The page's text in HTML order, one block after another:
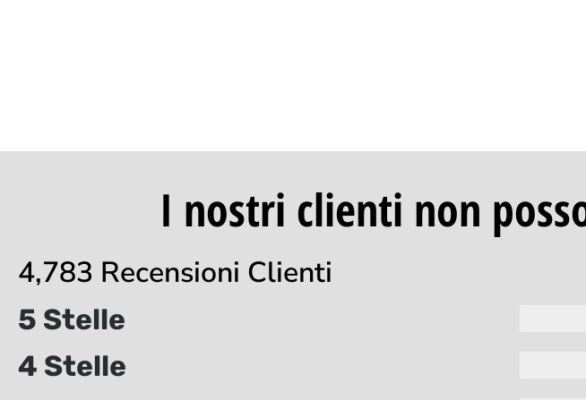
I nostri clienti non
4,783 Recensioni Clienti
5 Stelle
4 Stelle